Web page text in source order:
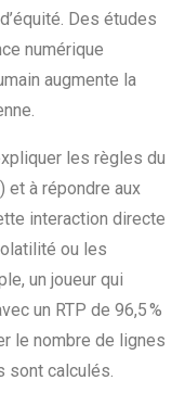
Des études
numérique
augmente la
les règles du
et à répondre aux
interaction directe
ou les
un joueur qui
un RTP de 96,5 %
le nombre de lignes
sont calculés.